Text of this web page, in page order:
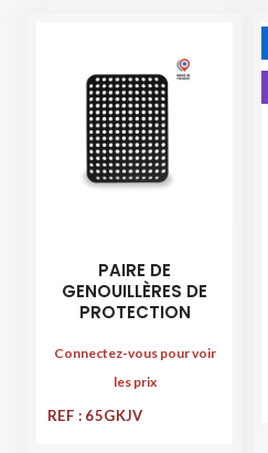
PAIRE DE
GENOUILLÈRES DE
PROTECTION
Connectez-vous pour voir
les prix
REF : 65GKJV